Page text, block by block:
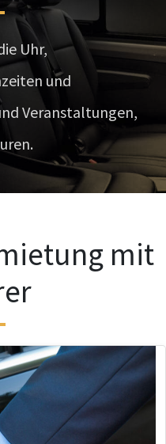
Uhr,
und
Veranstaltungen,
mit